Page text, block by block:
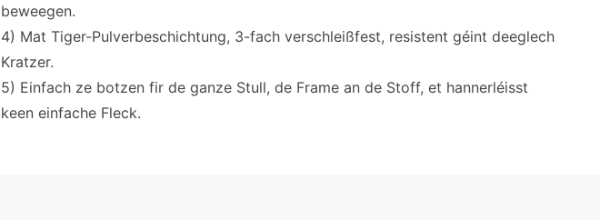
beweegen.
4) Mat Tiger-Pulverbeschichtung, 3-fach verschleißfest, resistent géint deeglech
Kratzer.
5) Einfach ze botzen fir de ganze Stull, de Frame an de Stoff, et hannerléisst
keen einfache Fleck.